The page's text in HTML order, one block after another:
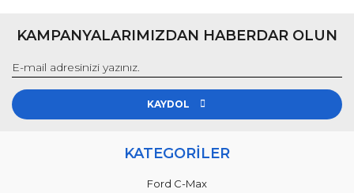
KAMPANYALARIMIZDAN HABERDAR OLUN
KAYDOL
KATEGORİLER
Ford C-Max